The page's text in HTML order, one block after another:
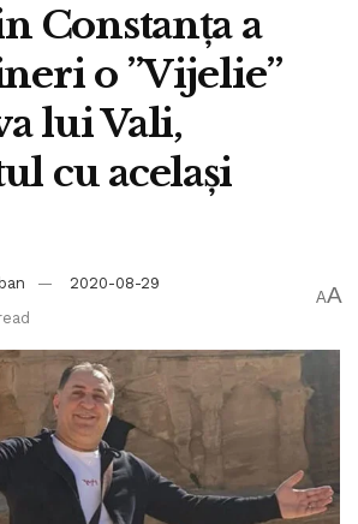
Constanța a
o ”Vijelie”
lui Vali,
cu același
2020-08-29
AA